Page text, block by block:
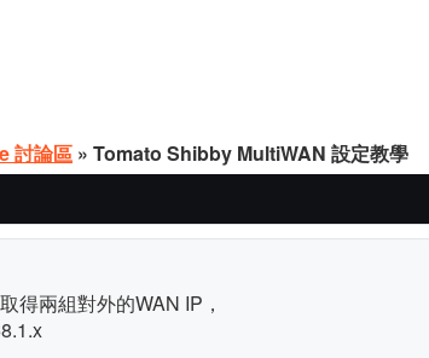
討論區 » Tomato Shibby MultiWAN 設定教學
得兩組對外的WAN IP，